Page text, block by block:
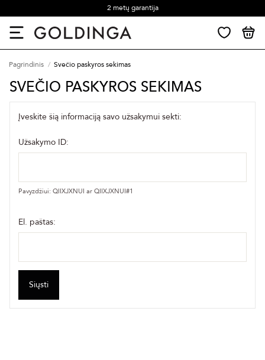
2 metų garantija
Pagrindinis Svečio paskyros sekimas
SVEČIO PASKYROS SEKIMAS
Įveskite šią informaciją savo užsakymui sekti:
Užsakymo ID:
Pavyzdžiui: QIIXJXNUI ar QIIXJXNUI#1
El. paštas:
Siųsti